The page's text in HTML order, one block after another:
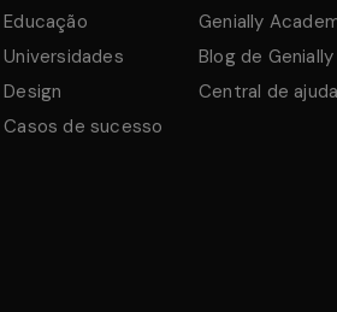
Educação
Universidades
Design
Casos de sucesso
Genially
Blog de Genially
Central de ajuda